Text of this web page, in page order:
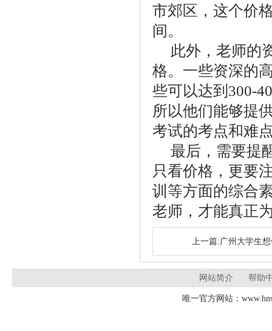
市郊区，这个价
间。
此外，老师的
格。一些资深的
些可以达到300-
所以他们能够提
考试的考点和难
最后，需要提
只看价格，更要
训等方面的综合
老师，才能真正
上一篇:广州大学生
网站简介 帮助
唯一官方网站：